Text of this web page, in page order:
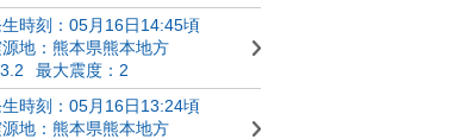
時刻：05月16日14:45頃
源地：熊本県熊本地方
最大震度：2
時刻：05月16日13:24頃
源地：熊本県熊本地方